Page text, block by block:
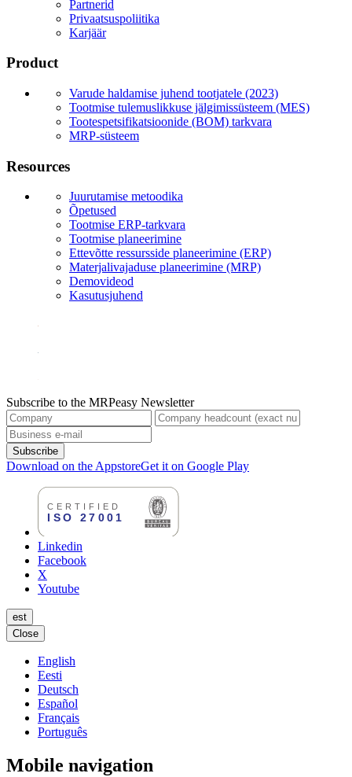
Partnerid
Privaatsuspoliitika
Karjäär
Product
Varude haldamise juhend tootjatele (2023)
Tootmise tulemuslikkuse jälgimissüsteem (MES)
Tootespetsifikatsioonide (BOM) tarkvara
MRP-süsteem
Resources
Juurutamise metoodika
Õpetused
Tootmise ERP-tarkvara
Tootmise planeerimine
Ettevõtte ressursside planeerimine (ERP)
Materjalivajaduse planeerimine (MRP)
Demovideod
Kasutusjuhend
Subscribe to the MRPeasy Newsletter
Subscribe
Download on the AppstoreGet it on Google Play
Linkedin
Facebook
X
Youtube
est
Close
English
Eesti
Deutsch
Español
Français
Português
Mobile navigation